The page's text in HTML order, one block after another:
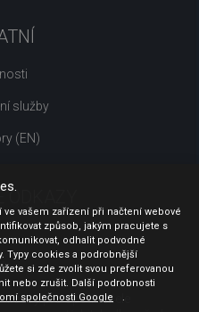
služby
(EN)
pro spotřebitele
vašem zařízení při načtení webové
způsob, jakým pracujete s
odhalit podvodné
Typy cookies a podrobnější
si zde zvolit svou preferovanou
nebo zrušit. Další podrobnosti
společnosti Google .